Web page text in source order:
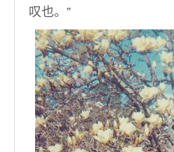
叹也。”